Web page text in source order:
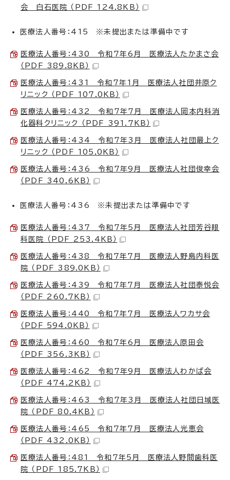
会 白石医院 （PDF 124.8KB）
医療法人番号：415 ※未提出または準備中です
医療法人番号：430 令和7年6月 医療法人たかまさ会
（PDF 389.8KB）
医療法人番号：431 令和7年1月 医療法人社団井原ク
リニック （PDF 107.0KB）
医療法人番号：432 令和7年7月 医療法人岡本内科消
化器科クリニック （PDF 391.7KB）
医療法人番号：434 令和7年3月 医療法人社団最上ク
リニック （PDF 105.0KB）
医療法人番号：436 令和7年9月 医療法人社団俊幸会
（PDF 340.6KB）
医療法人番号：436 ※未提出または準備中です
医療法人番号：437 令和7年5月 医療法人社団芳谷眼
科医院 （PDF 253.4KB）
医療法人番号：438 令和7年7月 医療法人野島内科医
院 （PDF 389.0KB）
医療法人番号：439 令和7年7月 医療法人社団泰悦会
（PDF 260.7KB）
医療法人番号：440 令和7年7月 医療法人ワカサ会
（PDF 594.0KB）
医療法人番号：460 令和7年6月 医療法人原田会
（PDF 356.3KB）
医療法人番号：462 令和7年9月 医療法人わかば会
（PDF 474.2KB）
医療法人番号：463 令和7年3月 医療法人社団日域医
院 （PDF 80.4KB）
医療法人番号：465 令和7年7月 医療法人光恵会
（PDF 432.0KB）
医療法人番号：481 令和7年5月 医療法人野間歯科医
院 （PDF 185.7KB）